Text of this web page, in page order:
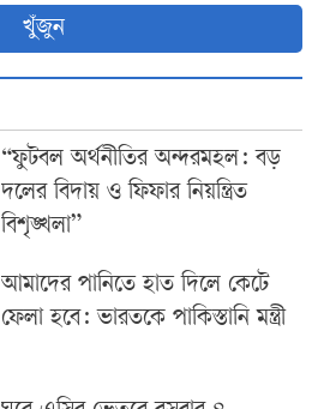
খুঁজুন
“ফুটবল অর্থনীতির অন্দরমহল: বড়
দলের বিদায় ও ফিফার নিয়ন্ত্রিত
বিশৃঙ্খলা”
আমাদের পানিতে হাত দিলে কেটে
ফেলা হবে: ভারতকে পাকিস্তানি মন্ত্রী